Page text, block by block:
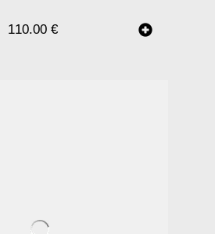
110.00 €